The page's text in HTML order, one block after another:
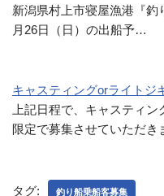
新潟県村上市寝屋漁港『釣
月26日（日）の出船予…
キャスティングorライトジ
上記日程で、キャスティ
限定で募集させていただ
タグ: 釣り船乗船客募集